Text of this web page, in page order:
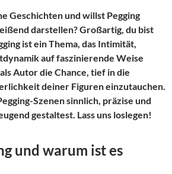
Geschichten und willst Pegging
darstellen? Großartig, du bist
ist ein Thema, das Intimität,
auf faszinierende Weise
Autor die Chance, tief in die
deiner Figuren einzutauchen.
Szenen sinnlich, präzise und
gestaltest. Lass uns loslegen!
und warum ist es